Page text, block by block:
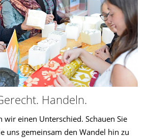
Handeln.
wir einen Unterschied. Schauen Sie
uns gemeinsam den Wandel hin zu